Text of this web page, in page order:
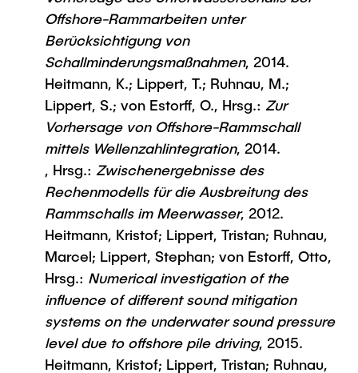
Offshore-Rammarbeiten unter
Berücksichtigung von
Schallminderungsmaßnahmen, 2014.
Heitmann, K.; Lippert, T.; Ruhnau, M.;
Lippert, S.; von Estorff, O., Hrsg.: Zur
Vorhersage von Offshore-Rammschall
mittels Wellenzahlintegration, 2014.
, Hrsg.: Zwischenergebnisse des
Rechenmodells für die Ausbreitung des
Rammschalls im Meerwasser, 2012.
Heitmann, Kristof; Lippert, Tristan; Ruhnau,
Marcel; Lippert, Stephan; von Estorff, Otto,
Hrsg.: Numerical investigation of the
influence of different sound mitigation
systems on the underwater sound pressure
level due to offshore pile driving, 2015.
Heitmann, Kristof; Lippert, Tristan; Ruhnau,